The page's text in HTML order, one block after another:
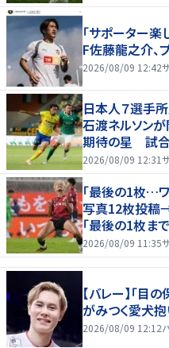
「サポーター
F佐藤龍之介、
2026/08/09 12:42
日本人７選手
石渡ネルソン
期待の星 試合
2026/08/09 12:31
｢最後の1枚…
写真12枚投稿→
｢最後の1枚ま
んだけ好きな
2026/08/09 11:35
【バレー】「目
がみつく愛犬
2026/08/09 12:12